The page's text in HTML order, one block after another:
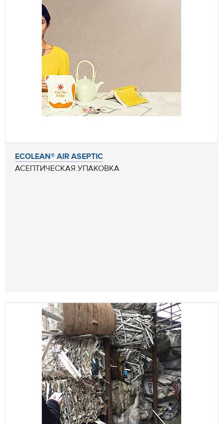
ECOLEAN® AIR ASEPTIC
АСЕПТИЧЕСКАЯ УПАКОВКА